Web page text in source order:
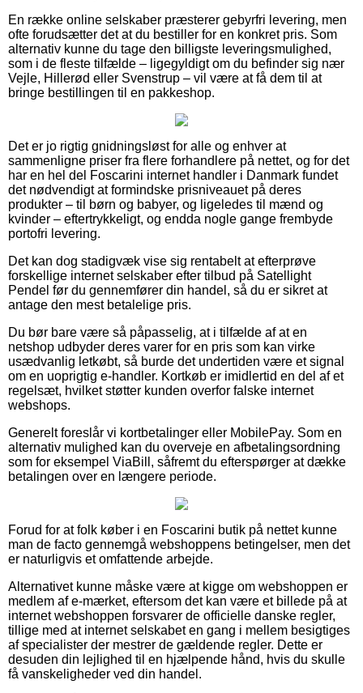
En række online selskaber præsterer gebyrfri levering, men
ofte forudsætter det at du bestiller for en konkret pris. Som
alternativ kunne du tage den billigste leveringsmulighed,
som i de fleste tilfælde – ligegyldigt om du befinder sig nær
Vejle, Hillerød eller Svenstrup – vil være at få dem til at
bringe bestillingen til en pakkeshop.
Det er jo rigtig gnidningsløst for alle og enhver at
sammenligne priser fra flere forhandlere på nettet, og for det
har en hel del Foscarini internet handler i Danmark fundet
det nødvendigt at formindske prisniveauet på deres
produkter – til børn og babyer, og ligeledes til mænd og
kvinder – eftertrykkeligt, og endda nogle gange frembyde
portofri levering.
Det kan dog stadigvæk vise sig rentabelt at efterprøve
forskellige internet selskaber efter tilbud på Satellight
Pendel før du gennemfører din handel, så du er sikret at
antage den mest betalelige pris.
Du bør bare være så påpasselig, at i tilfælde af at en
netshop udbyder deres varer for en pris som kan virke
usædvanlig letkøbt, så burde det undertiden være et signal
om en uoprigtig e-handler. Kortkøb er imidlertid en del af et
regelsæt, hvilket støtter kunden overfor falske internet
webshops.
Generelt foreslår vi kortbetalinger eller MobilePay. Som en
alternativ mulighed kan du overveje en afbetalingsordning
som for eksempel ViaBill, såfremt du efterspørger at dække
betalingen over en længere periode.
Forud for at folk køber i en Foscarini butik på nettet kunne
man de facto gennemgå webshoppens betingelser, men det
er naturligvis et omfattende arbejde.
Alternativet kunne måske være at kigge om webshoppen er
medlem af e-mærket, eftersom det kan være et billede på at
internet webshoppen forsvarer de officielle danske regler,
tillige med at internet selskabet en gang i mellem besigtiges
af specialister der mestrer de gældende regler. Dette er
desuden din lejlighed til en hjælpende hånd, hvis du skulle
få vanskeligheder ved din handel.